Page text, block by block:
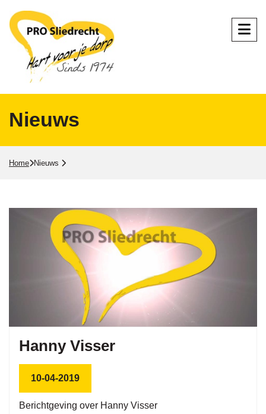
Nieuws
Home Nieuws
Hanny Visser
10-04-2019
Berichtgeving over Hanny Visser